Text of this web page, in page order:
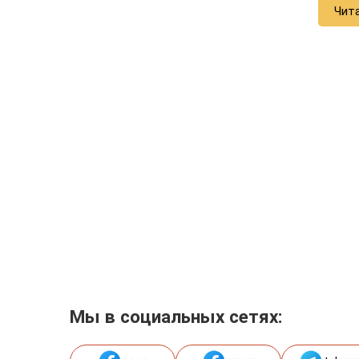
Мы в социальных сетях: